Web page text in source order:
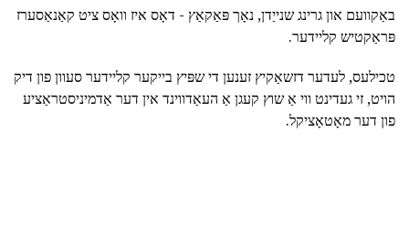
באַקוועם און גרינג שנייַדן, נאָך פּאַקאַץ - דאָס איז וואָס ציט קאַנאַסערז
פּראַקטיש קליידער.
טכילעס, לעדער דזשאַקיץ זענען די שפּיץ בייקער קליידער סעוון פון דיק
הויט, זי געדינט ווי אַ שוץ קעגן אַ העאַדווינד אין דער אַדמיניסטראַציע
פון דער מאָטאָציקל.